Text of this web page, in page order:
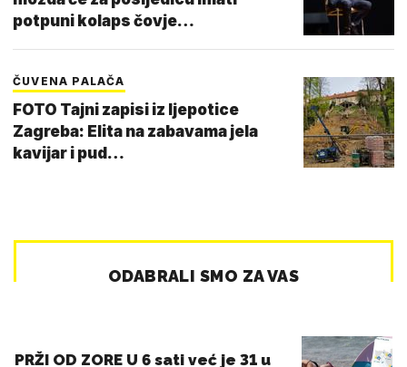
potpuni kolaps čovje…
ČUVENA PALAČA
FOTO Tajni zapisi iz ljepotice
Zagreba: Elita na zabavama jela
kavijar i pud…